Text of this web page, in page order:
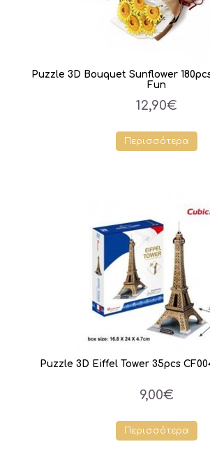
Puzzle 3D Bouquet Sunflower
Fun
12,90€
Περισσότερα
Puzzle 3D Eiffel Tower 35pcs
9,00€
Περισσότερα